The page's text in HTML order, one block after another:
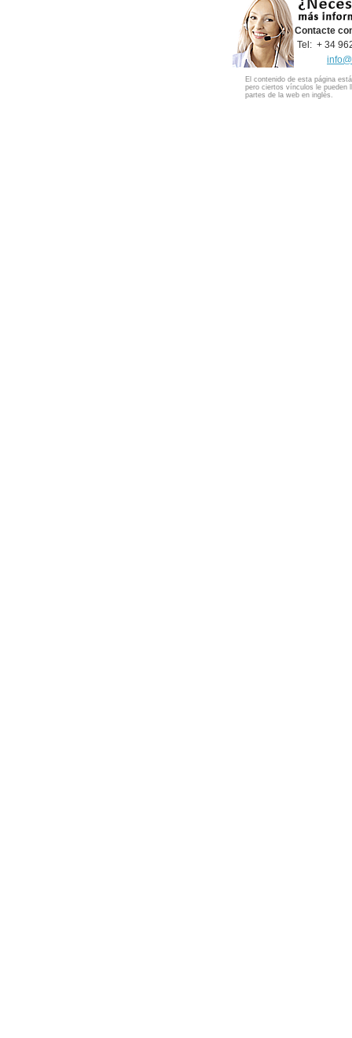
El contenido de esta página
pero ciertos vínculos le pueden
partes de la web en inglés.
Contacte
Tel: + 34